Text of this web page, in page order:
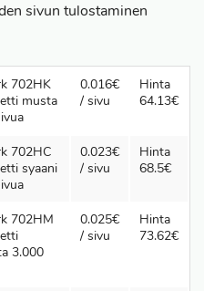
sivun tulostaminen
702HK
musta
0.016€
/ sivu
Hinta
64.13€
702HC
syaani
0.023€
/ sivu
Hinta
68.5€
702HM
3.000
0.025€
/ sivu
Hinta
73.62€